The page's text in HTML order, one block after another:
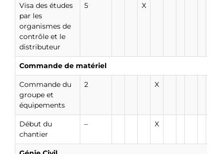
Visa des études
par les
organismes de
contrôle et le
distributeur
5 X
Commande de matériel
Commande du
groupe et
équipements
2 X
Début du
chantier
– X